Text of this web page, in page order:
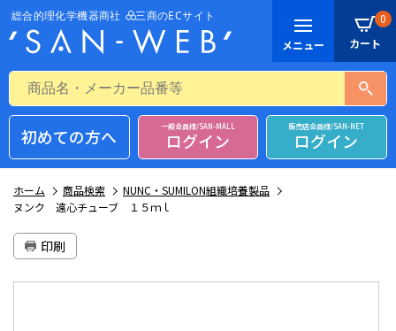
0
初めての方へ 一般会員様/SAN-MALL
ログイン
販売店会員様/SAN-NET
ログイン
ホーム 商品検索
NUNC・SUMILON組織培養製品
ヌンク 遠心チューブ １５ｍｌ
印刷